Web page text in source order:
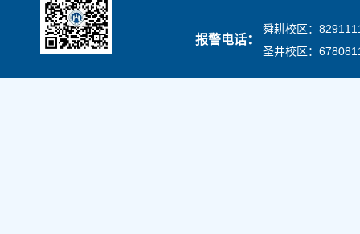
报警电话：
舜耕校区：
圣井校区：